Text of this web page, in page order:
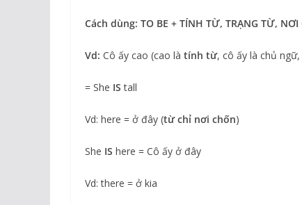
Cách dùng: TO BE + TÍNH TỪ, TRẠNG TỪ, NƠI
Vd: Cô ấy cao (cao là tính từ, cô ấy là chủ
= She IS tall
Vd: here = ở đây (từ chỉ nơi chốn)
She IS here = Cô ấy ở đây
Vd: there = ở kia